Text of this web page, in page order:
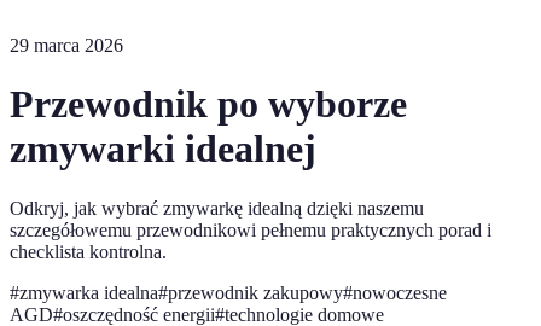
29 marca 2026
Przewodnik po wyborze
zmywarki idealnej
Odkryj, jak wybrać zmywarkę idealną dzięki naszemu
szczegółowemu przewodnikowi pełnemu praktycznych porad i
checklista kontrolna.
#zmywarka idealna#przewodnik zakupowy#nowoczesne
AGD#oszczędność energii#technologie domowe